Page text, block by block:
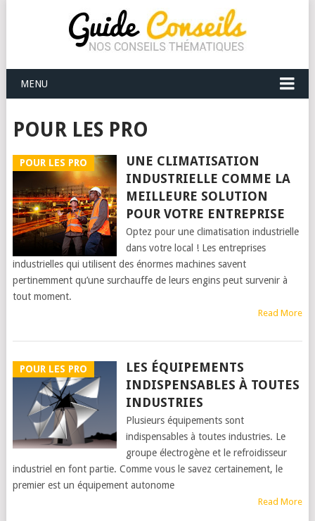
MENU
POUR LES PRO
POUR LES PRO
UNE CLIMATISATION
INDUSTRIELLE COMME LA
MEILLEURE SOLUTION
POUR VOTRE ENTREPRISE
Optez pour une climatisation industrielle
dans votre local ! Les entreprises
industrielles qui utilisent des énormes machines savent
pertinemment qu’une surchauffe de leurs engins peut survenir à
tout moment.
Read More
POUR LES PRO
LES ÉQUIPEMENTS
INDISPENSABLES À TOUTES
INDUSTRIES
Plusieurs équipements sont
indispensables à toutes industries. Le
groupe électrogène et le refroidisseur
industriel en font partie. Comme vous le savez certainement, le
premier est un équipement autonome
Read More